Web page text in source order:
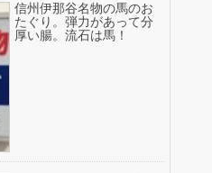
信州伊那谷名物の馬のお
たぐり。弾力があって分
厚い腸。流石は馬！